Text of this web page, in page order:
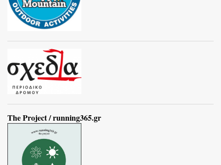
The Project / running365.gr